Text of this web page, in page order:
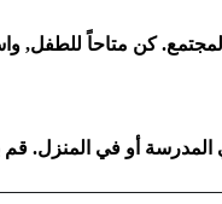
كن متاحاً للطفل,
أو في المنزل. قم